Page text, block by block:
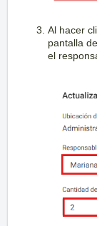
Al hacer
pantalla
el